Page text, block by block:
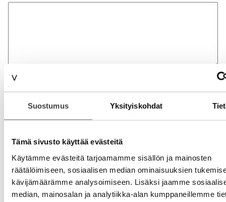
Suostumus Yksityiskohdat
Tämä sivusto käyttää evästeitä
Käytämme evästeitä tarjoamamme sisällön ja mainosten
räätälöimiseen, sosiaalisen median ominaisuuksien
kävijämäärämme analysoimiseen. Lisäksi jaamme
median, mainosalan ja analytiikka-alan kumppaneillemme
Nimi
Kotisivu